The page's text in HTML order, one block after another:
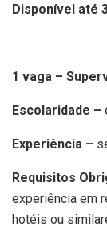
Disponível até
1 vaga –
Escolaridade –
Experiência –
Requisitos
experiência em
hotéis ou